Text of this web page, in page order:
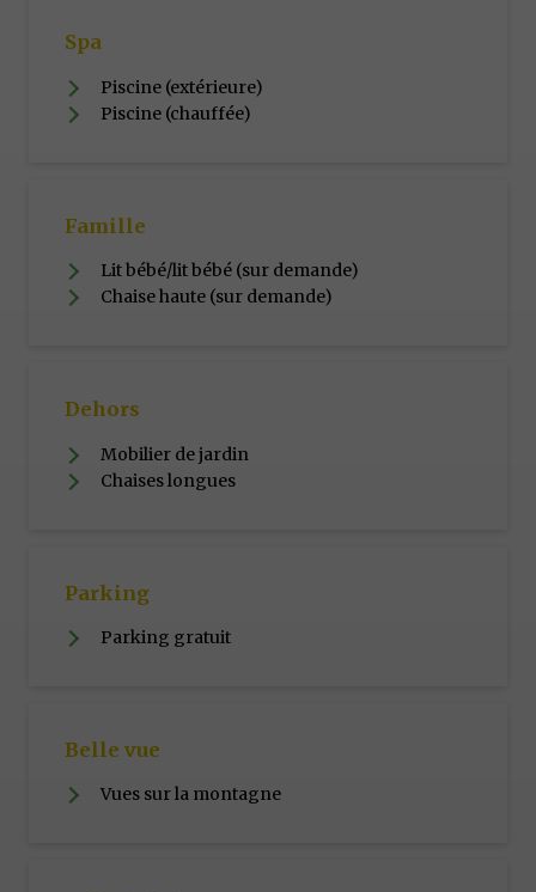
Spa
Piscine (extérieure)
Piscine (chauffée)
Famille
Lit bébé/lit bébé (sur demande)
Chaise haute (sur demande)
Dehors
Mobilier de jardin
Chaises longues
Parking
Parking gratuit
Belle vue
Vues sur la montagne